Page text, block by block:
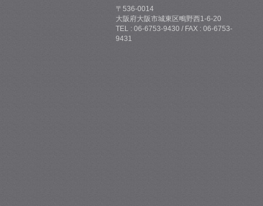
〒536-0014
大阪府大阪市城東区鴫野西1-6-20
TEL : 06-6753-9430 / FAX : 06-6753-
9431